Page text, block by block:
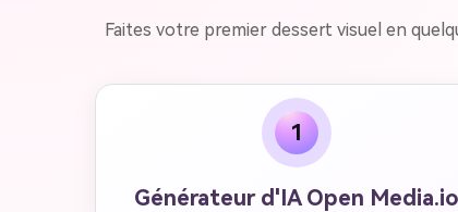
Faites votre premier dessert visuel en
1
Générateur d'IA Open Media.io